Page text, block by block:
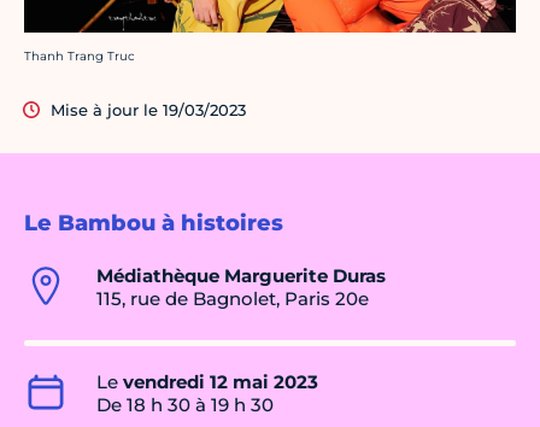
Le Bambou à histoires
Médiathèque Marguerite Duras
115, rue de Bagnolet, Paris 20e
Le vendredi 12 mai 2023
De 18 h 30 à 19 h 30
Crédit photo :
Thanh Trang Truc
Mise à jour le 19/03/2023